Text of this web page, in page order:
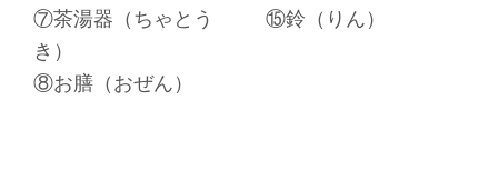
⑦茶湯器（ちゃとう
き）
⑧お膳（おぜん）
⑮鈴（りん）